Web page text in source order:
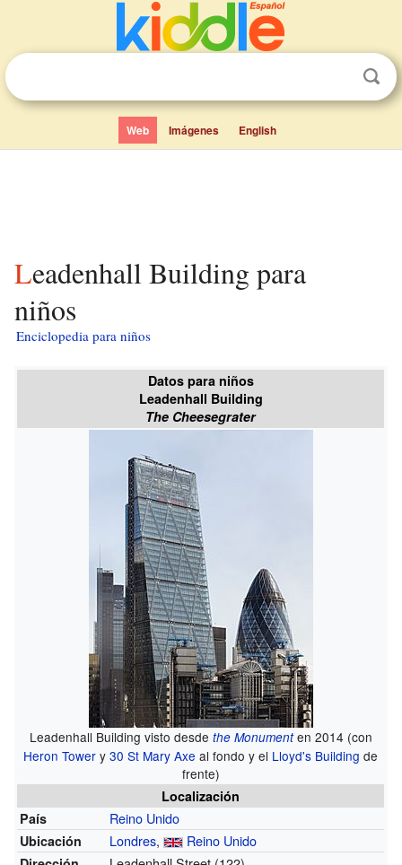
Web Imágenes English
Leadenhall Building para
niños
Enciclopedia para niños
Datos para niños
Leadenhall Building
The Cheesegrater
Leadenhall Building visto desde the Monumenten 2014 (con
Heron Tower y30 St Mary Axe al fondo y el Lloyd's Building de
frente)
Localización
País
Reino Unido
Ubicación Londres, Reino Unido